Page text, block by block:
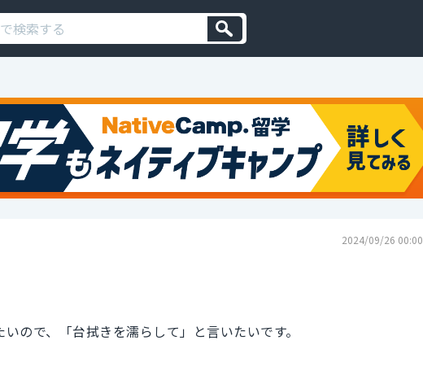
2024/09/26 00:00
ので、「台拭きを濡らして」と言いたいです。